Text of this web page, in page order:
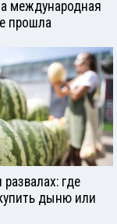
международная
прошла
где
дыню или